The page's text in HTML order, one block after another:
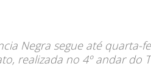
Negra segue até quarta-
realizada no 4º andar do